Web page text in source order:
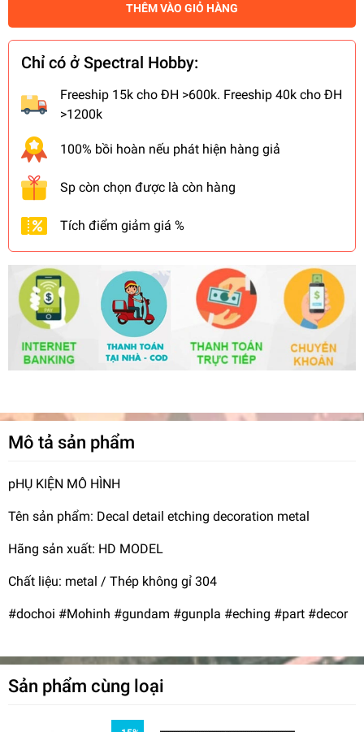
THÊM VÀO GIỎ HÀNG
Chỉ có ở Spectral Hobby:
Freeship 15k cho ĐH >600k. Freeship 40k cho ĐH
>1200k
100% bồi hoàn nếu phát hiện hàng giả
Sp còn chọn được là còn hàng
Tích điểm giảm giá %
Mô tả sản phẩm
pHỤ KIỆN MÔ HÌNH
Tên sản phẩm: Decal detail etching decoration metal
Hãng sản xuất: HD MODEL
Chất liệu: metal / Thép không gỉ 304
#dochoi #Mohinh #gundam #gunpla #eching #part #decor
Sản phẩm cùng loại